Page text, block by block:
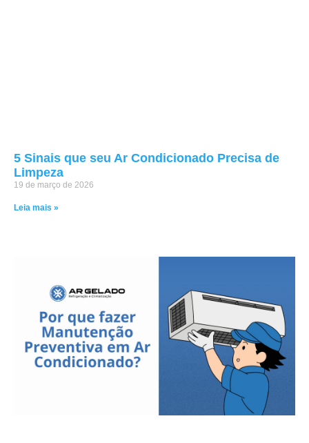
5 Sinais que seu Ar Condicionado Precisa de
Limpeza
19 de março de 2026
Leia mais »